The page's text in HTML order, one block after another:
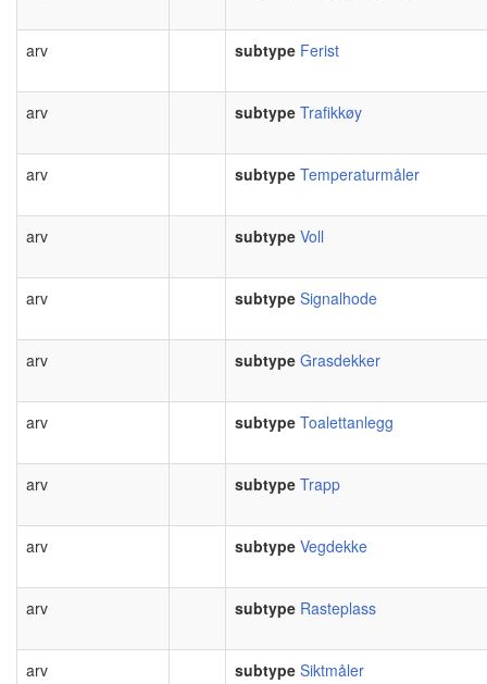
arv subtype Ferist
arv subtype Trafikkøy
arv subtype Temperaturmåler
arv subtype Voll
arv subtype Signalhode
arv subtype Grasdekker
arv subtype Toalettanlegg
arv subtype Trapp
arv subtype Vegdekke
arv subtype Rasteplass
arv subtype Siktmåler